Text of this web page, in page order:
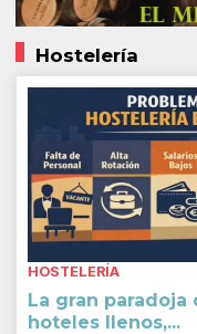
Hostelería
HOSTELERÍA
La gran paradoja
hoteles llenos,...